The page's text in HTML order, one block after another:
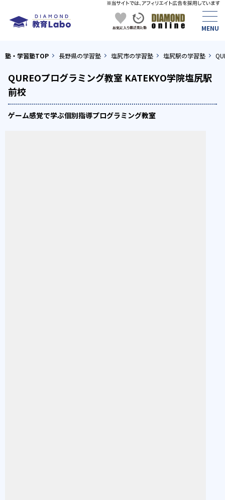
塾・学習塾TOP 長野県の学習塾 塩尻市の学習塾 塩尻駅の学習塾
QUREOプログラミング教室 KATEKYO学院塩尻駅
前校
ゲーム感覚で学ぶ個別指導プログラミング教室